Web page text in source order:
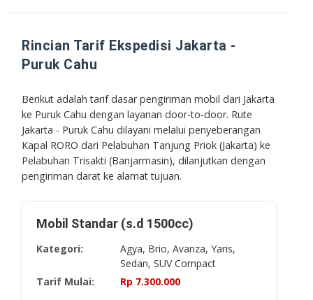
Rincian Tarif Ekspedisi Jakarta -
Puruk Cahu
Berikut adalah tarif dasar pengiriman mobil dari Jakarta
ke Puruk Cahu dengan layanan door-to-door. Rute
Jakarta - Puruk Cahu dilayani melalui penyeberangan
Kapal RORO dari Pelabuhan Tanjung Priok (Jakarta) ke
Pelabuhan Trisakti (Banjarmasin), dilanjutkan dengan
pengiriman darat ke alamat tujuan.
Mobil Standar (s.d 1500cc)
Kategori:
Agya, Brio, Avanza, Yaris,
Sedan, SUV Compact
Tarif Mulai:
Rp ​7.300.000